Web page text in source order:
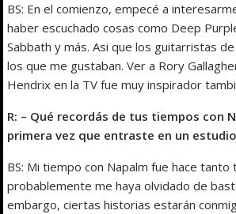
BS: En el comienzo, empecé a
haber escuchado cosas como Deep
Sabbath y más. Asi que los guitarristas
los que me gustaban. Ver a Rory
Hendrix en la TV fue muy inspirador
R: – Qué recordás de tus tiempos con
primera vez que entraste en un
BS: Mi tiempo con Napalm fue hace tanto
probablemente me haya olvidado de
embargo, ciertas historias estarán